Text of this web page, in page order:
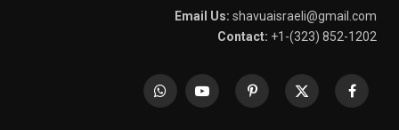
Email Us: shavuaisraeli@gmail.com
Contact: +1-(323) 852-1202
Facebook
X
Pinterest
YouTube
WhatsApp